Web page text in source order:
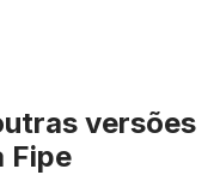
versões
Fipe